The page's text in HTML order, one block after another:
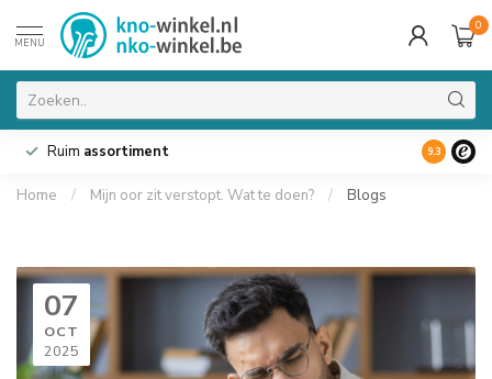
MENU
0
Ruim assortiment 9.3
Home / Mijn oor zit verstopt. Wat te doen? / Blogs
07
OCT
2025